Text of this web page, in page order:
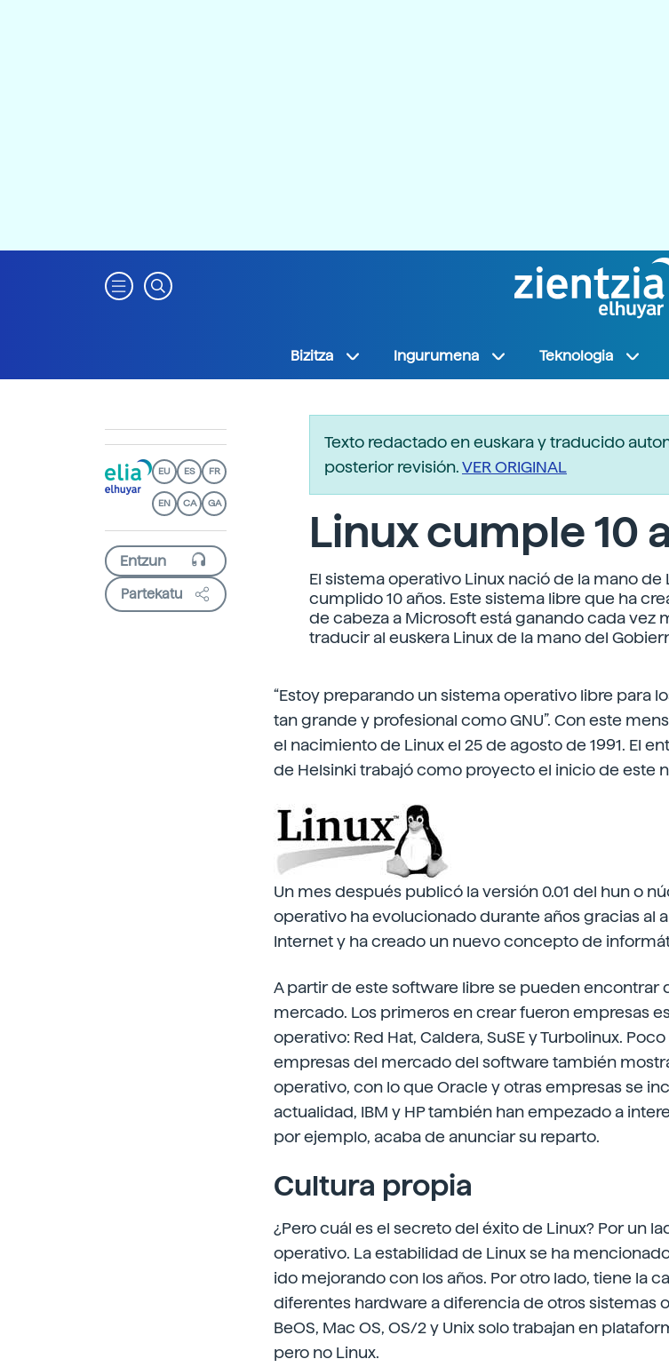
Bizitza Ingurumena Teknologia
EU ES FR
EN CA GA
Partekatu
Texto redactado en euskara y traducido
posterior revisión.VER ORIGINAL
Linux cumple 10
El sistema operativo Linux nació de la mano de
cumplido 10 años. Este sistema libre que ha
de cabeza a Microsoft está ganando cada vez
traducir al euskera Linux de la mano del
“Estoy preparando un sistema operativo libre para
tan grande y profesional como GNU”. Con este
el nacimiento de Linux el 25 de agosto de 1991. El
de Helsinki trabajó como proyecto el inicio de este
Un mes después publicó la versión 0.01 del hun o
operativo ha evolucionado durante años gracias al
Internet y ha creado un nuevo concepto de
A partir de este software libre se pueden encontrar
mercado. Los primeros en crear fueron empresas
operativo: Red Hat, Caldera, SuSE y Turbolinux.
empresas del mercado del software también
operativo, con lo que Oracle y otras empresas se
actualidad, IBM y HP también han empezado a
por ejemplo, acaba de anunciar su reparto.
Cultura propia
¿Pero cuál es el secreto del éxito de Linux? Por un
operativo. La estabilidad de Linux se ha
ido mejorando con los años. Por otro lado, tiene la
diferentes hardware a diferencia de otros sistemas
BeOS, Mac OS, OS/2 y Unix solo trabajan en
pero no Linux.